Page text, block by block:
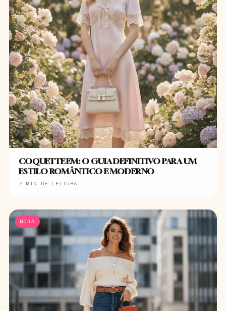
COQUETTE EM: O GUIA DEFINITIVO PARA UM
ESTILO ROMÂNTICO E MODERNO
7 MIN DE LEITURA
MODA